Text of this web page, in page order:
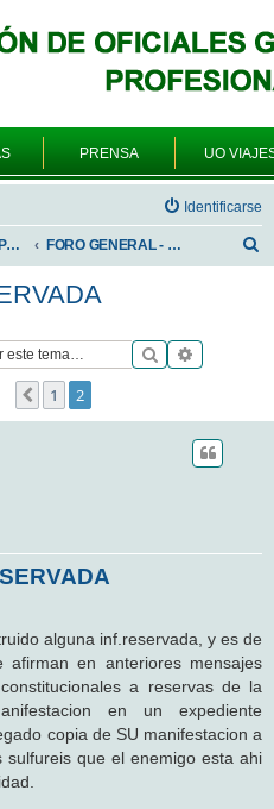
PRENSA UO
Identificarse
FORO GENERAL PARA TODOS LOS USUARIOS FORO GENERAL - TEMAS PROFESIONALES
Buscar
Anterior
1 2
alguna inf.reservada, y es de
afirman en anteriores mensajes
a reservas de la
en un expediente
copia de SU manifestacion a
que el enemigo esta ahi